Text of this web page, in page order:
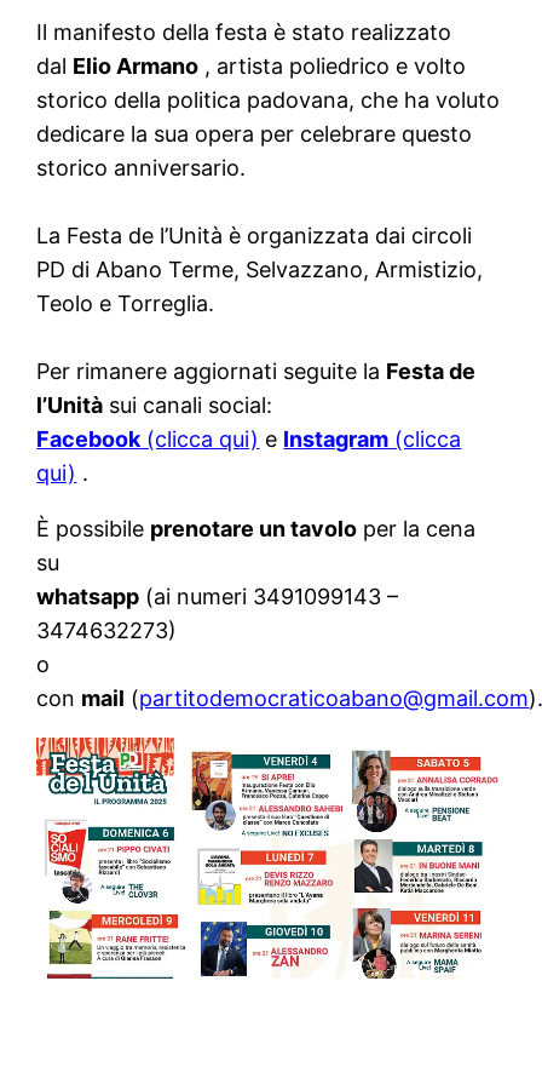
Il manifesto della festa è stato realizzato
dal Elio Armano , artista poliedrico e volto
storico della politica padovana, che ha voluto
dedicare la sua opera per celebrare questo
storico anniversario.
La Festa de l’Unità è organizzata dai circoli
PD di Abano Terme, Selvazzano, Armistizio,
Teolo e Torreglia.
Per rimanere aggiornati seguite la Festa de
l’Unità sui canali social:
Facebook(clicca qui) e Instagram (clicca
qui) .
È possibile prenotare un tavolo per la cena
su
whatsapp (ai numeri 3491099143 –
3474632273)
o
con mail (partitodemocraticoabano@gmail.com